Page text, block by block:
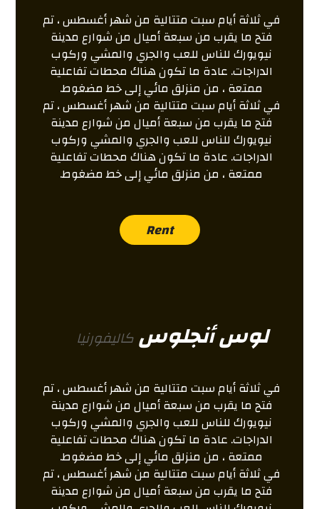
في ثلاثة أيام سبت متتالية من شهر أغسطس ، تم
فتح ما يقرب من سبعة أميال من شوارع مدينة
نيويورك للناس للعب والجري والمشي وركوب
الدراجات. عادة ما تكون هناك محطات تفاعلية
ممتعة ، من منزلق مائي إلى خط مضغوط.
في ثلاثة أيام سبت متتالية من شهر أغسطس ، تم
فتح ما يقرب من سبعة أميال من شوارع مدينة
نيويورك للناس للعب والجري والمشي وركوب
الدراجات. عادة ما تكون هناك محطات تفاعلية
ممتعة ، من منزلق مائي إلى خط مضغوط.
Rent
لوس أنجلوس كاليفورنيا
في ثلاثة أيام سبت متتالية من شهر أغسطس ، تم
فتح ما يقرب من سبعة أميال من شوارع مدينة
نيويورك للناس للعب والجري والمشي وركوب
الدراجات. عادة ما تكون هناك محطات تفاعلية
ممتعة ، من منزلق مائي إلى خط مضغوط.
في ثلاثة أيام سبت متتالية من شهر أغسطس ، تم
فتح ما يقرب من سبعة أميال من شوارع مدينة